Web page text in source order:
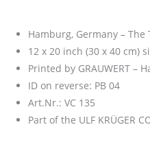
Hamburg, Germany – The
12 x 20 inch (30 x 40 cm)
Printed by GRAUWERT –
ID on reverse: PB 04
Art.Nr.: VC 135
Part of the ULF KRÜGER